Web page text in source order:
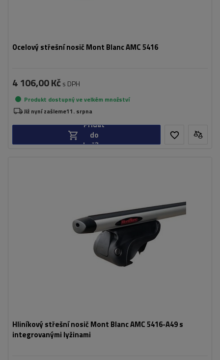
Ocelový střešní nosič Mont Blanc AMC 5416
4 106,00 Kč s DPH
Produkt dostupný ve velkém množství
Již nyní zašleme11. srpna
Přidat
do
košíku
Hliníkový střešní nosič Mont Blanc AMC 5416-A49 s
integrovanými lyžinami